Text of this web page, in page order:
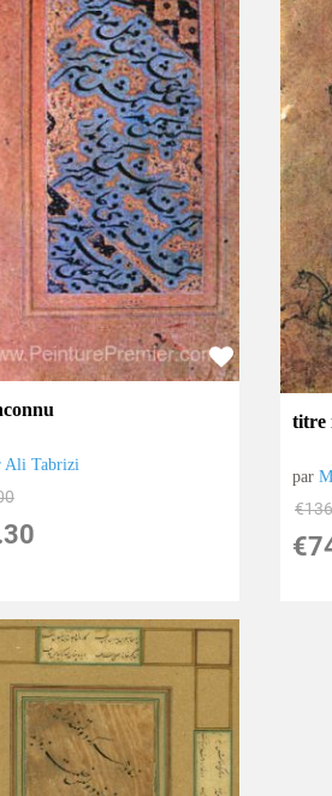
Ali Tabrizi
titre
par
€
€